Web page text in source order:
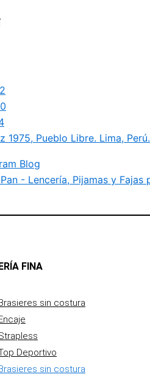
1975, Pueblo Libre. Lima, Perú.
Blog
FINA
sin costura
Deportivo
sin costura